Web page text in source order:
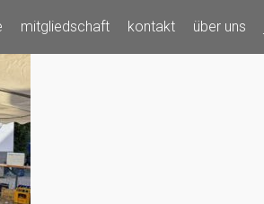
mitgliedschaft kontakt über uns